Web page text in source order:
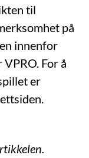
til
på
innenfor
For å
er